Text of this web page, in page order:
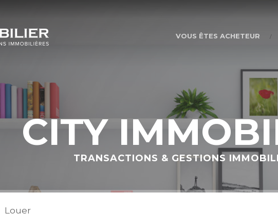
VOUS ÊTES ACHETEUR
CITY
TRANSACTIONS & GESTIONS
Louer